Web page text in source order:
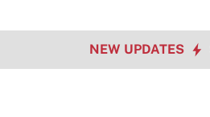
NEW UPDATES